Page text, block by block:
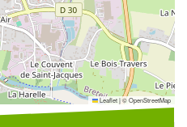
Leaflet|©OpenStreetMap